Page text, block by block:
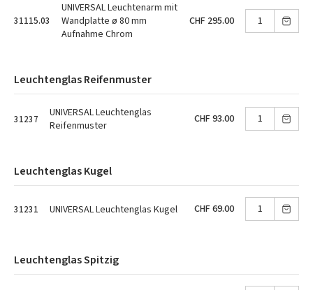
31115.03
UNIVERSAL Leuchtenarm mit
Wandplatte ø 80 mm
Aufnahme Chrom
CHF 295.00
Leuchtenglas Reifenmuster
31237
UNIVERSAL Leuchtenglas
Reifenmuster
CHF 93.00
Leuchtenglas Kugel
31231 UNIVERSAL Leuchtenglas Kugel CHF 69.00
Leuchtenglas Spitzig